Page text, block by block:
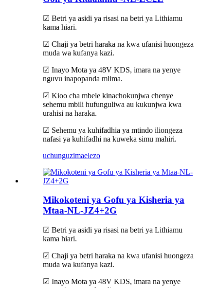
☑ Betri ya asidi ya risasi na betri ya Lithiamu
kama hiari.
☑ Chaji ya betri haraka na kwa ufanisi huongeza
muda wa kufanya kazi.
☑ Inayo Mota ya 48V KDS, imara na yenye
nguvu inapopanda mlima.
☑ Kioo cha mbele kinachokunjwa chenye
sehemu mbili hufunguliwa au kukunjwa kwa
urahisi na haraka.
☑ Sehemu ya kuhifadhia ya mtindo iliongeza
nafasi ya kuhifadhi na kuweka simu mahiri.
uchunguzimaelezo
Mikokoteni ya Gofu ya Kisheria ya
Mtaa-NL-JZ4+2G
☑ Betri ya asidi ya risasi na betri ya Lithiamu
kama hiari.
☑ Chaji ya betri haraka na kwa ufanisi huongeza
muda wa kufanya kazi.
☑ Inayo Mota ya 48V KDS, imara na yenye